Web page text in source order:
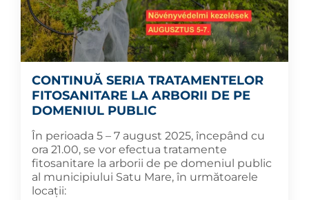
CONTINUĂ SERIA TRATAMENTELOR
FITOSANITARE LA ARBORII DE PE
DOMENIUL PUBLIC
În perioada 5 – 7 august 2025, începând cu
ora 21.00, se vor efectua tratamente
fitosanitare la arborii de pe domeniul public
al municipiului Satu Mare, în următoarele
locații: